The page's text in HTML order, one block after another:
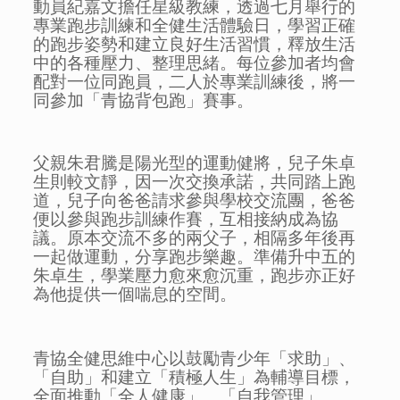
動員紀嘉文擔任星級教練，透過七月舉行的
專業跑步訓練和全健生活體驗日，學習正確
的跑步姿勢和建立良好生活習慣，釋放生活
中的各種壓力、整理思緒。每位參加者均會
配對一位同跑員，二人於專業訓練後，將一
同參加「青協背包跑」賽事。
父親朱君騰是陽光型的運動健將，兒子朱卓
生則較文靜，因一次交換承諾，共同踏上跑
道，兒子向爸爸請求參與學校交流團，爸爸
便以參與跑步訓練作賽，互相接納成為協
議。原本交流不多的兩父子，相隔多年後再
一起做運動，分享跑步樂趣。準備升中五的
朱卓生，學業壓力愈來愈沉重，跑步亦正好
為他提供一個喘息的空間。
青協全健思維中心以鼓勵青少年「求助」、
「自助」和建立「積極人生」為輔導目標，
全面推動「全人健康」、「自我管理」、